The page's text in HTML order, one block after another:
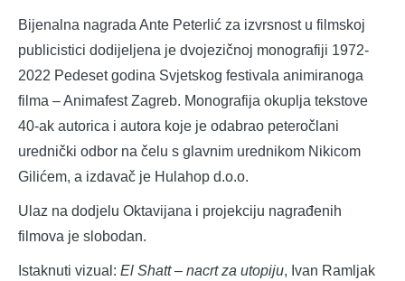
Bijenalna nagrada Ante Peterlić za izvrsnost u filmskoj
publicistici dodijeljena je dvojezičnoj monografiji 1972-
2022 Pedeset godina Svjetskog festivala animiranoga
filma – Animafest Zagreb. Monografija okuplja tekstove
40-ak autorica i autora koje je odabrao peteročlani
urednički odbor na čelu s glavnim urednikom Nikicom
Gilićem, a izdavač je Hulahop d.o.o.
Ulaz na dodjelu Oktavijana i projekciju nagrađenih
filmova je slobodan.
Istaknuti vizual: El Shatt – nacrt za utopiju, Ivan Ramljak